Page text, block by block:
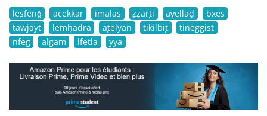
lesfenǧ acekkar imalas ẓẓarṭi aɣellaḍ
bxes
tawjayt
lemḥadra aṭelyan tikilbiṭ
tineggist
nfeg
algam lfetla yya